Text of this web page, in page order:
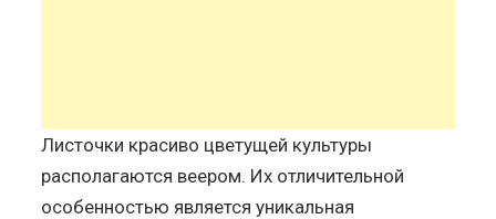
Листочки красиво цветущей культуры
располагаются веером. Их отличительной
особенностью является уникальная